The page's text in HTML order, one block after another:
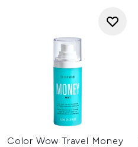
Color Wow Travel Money